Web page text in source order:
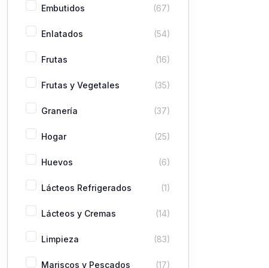
Embutidos (67)
Enlatados (54)
Frutas (16)
Frutas y Vegetales (35)
Granería (37)
Hogar (25)
Huevos (6)
Lácteos Refrigerados (1)
Lácteos y Cremas (14)
Limpieza (83)
Mariscos y Pescados (17)